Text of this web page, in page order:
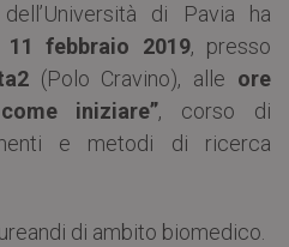
di Pavia ha
11 febbraio 2019, presso
(Polo Cravino), alle ore
iniziare”, corso di
e metodi di ricerca
di ambito biomedico.